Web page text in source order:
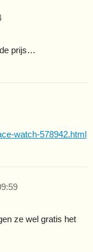
prijs…
watch-578942.html
ze wel gratis het